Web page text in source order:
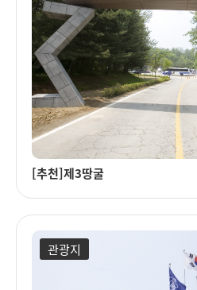
[추천]제3땅굴
관광지